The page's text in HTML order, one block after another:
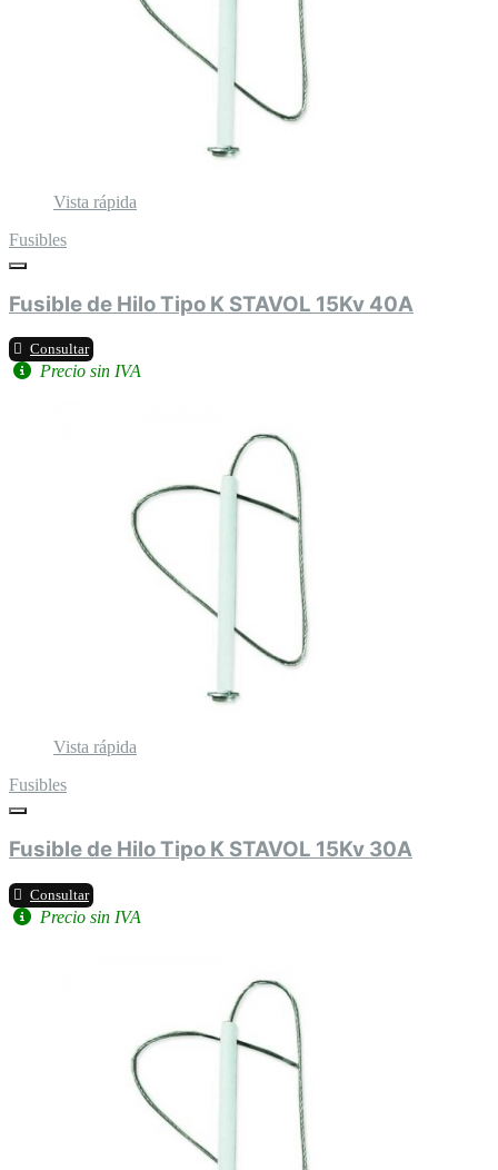
Vista rápida
Fusibles
Fusible de Hilo Tipo K STAVOL 15Kv 40A
Consultar
Precio sin IVA
Vista rápida
Fusibles
Fusible de Hilo Tipo K STAVOL 15Kv 30A
Consultar
Precio sin IVA